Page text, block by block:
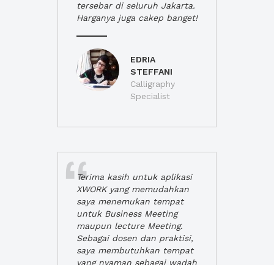
tersebar di seluruh Jakarta.
Harganya juga cakep banget!
EDRIA
STEFFANI
Calligraphy
Specialist
Terima kasih untuk aplikasi
XWORK yang memudahkan
saya menemukan tempat
untuk Business Meeting
maupun lecture Meeting.
Sebagai dosen dan praktisi,
saya membutuhkan tempat
yang nyaman sebagai wadah